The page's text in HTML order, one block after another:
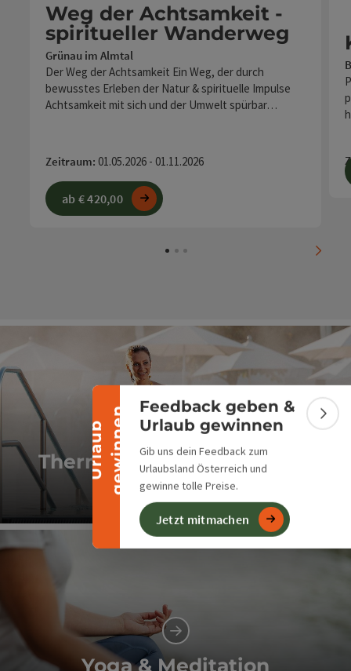
U
r
l
a
u
b
g
e
w
i
n
n
en
Banner einklappen
Feedback geben &
Urlaub gewinnen
Gib uns dein Feedback zum
Urlaubsland Österreich und
gewinne tolle Preise.
Jetzt mitmachen
Weg der Achtsamkeit -
spiritueller Wanderweg
Grünau im Almtal
Der Weg der Achtsamkeit Ein Weg, der durch
bewusstes Erleben der Natur & spirituelle Impulse
Achtsamkeit mit sich und der Umwelt spürbar…
Zeitraum: 01.05.2026 - 01.11.2026
ab € 420,00
Therme, Day Spa & Saunen
Auszeit für Körper und Seele
Yoga & Meditation